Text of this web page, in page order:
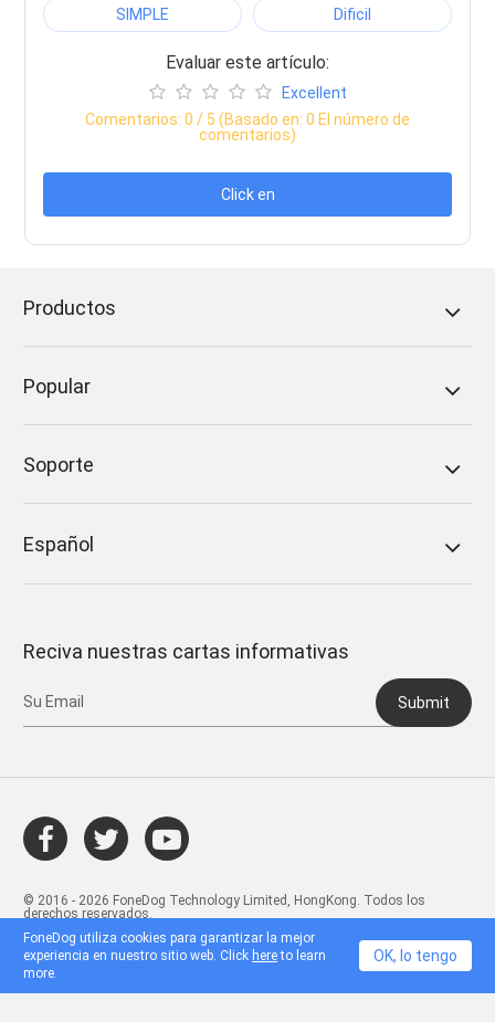
SIMPLE Dificil
Evaluar este artículo:
Excellent
Comentarios: 0 / 5 (Basado en: 0 El número de
comentarios)
Click en
Productos
Popular
Soporte
Español
Reciva nuestras cartas informativas
Submit
© 2016 - 2026 FoneDog Technology Limited, HongKong. Todos los
derechos reservados.
FoneDog utiliza cookies para garantizar la mejor
experiencia en nuestro sitio web. Click hereto learn
more.
OK, lo tengo